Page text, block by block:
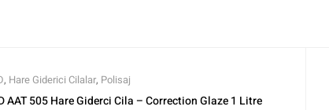
, Hare Giderici Cilalar, Polisaj
AAT 505 Hare Giderci Cila – Correction Glaze 1 Litre